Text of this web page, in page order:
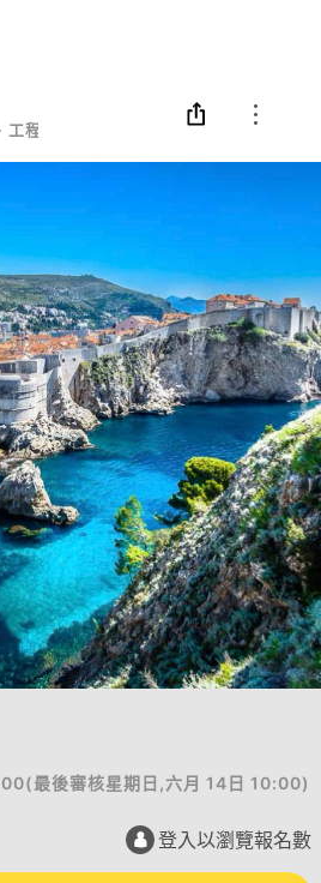
‧ 工程師
(最後審核星期日,六月 14日 10:00)
登入以瀏覽報名數